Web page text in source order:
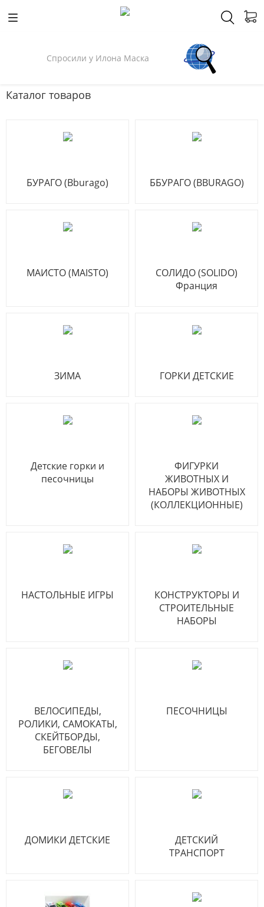
Спросили у Илона Маска
Каталог товаров
БУРАГО (Bburago) ББУРАГО (BBURAGO)
МАИСТО (MAISTO)
СОЛИДО (SOLIDO)
Франция
ЗИМА ГОРКИ ДЕТСКИЕ
Детские горки и
песочницы
ФИГУРКИ
ЖИВОТНЫХ И
НАБОРЫ ЖИВОТНЫХ
(КОЛЛЕКЦИОННЫЕ)
НАСТОЛЬНЫЕ ИГРЫ
КОНСТРУКТОРЫ И
СТРОИТЕЛЬНЫЕ
НАБОРЫ
ВЕЛОСИПЕДЫ,
РОЛИКИ, САМОКАТЫ,
СКЕЙТБОРДЫ,
БЕГОВЕЛЫ
ПЕСОЧНИЦЫ
ДОМИКИ ДЕТСКИЕ
ДЕТСКИЙ
ТРАНСПОРТ